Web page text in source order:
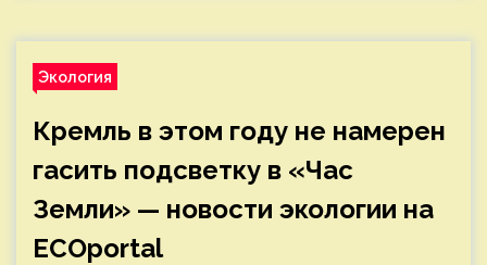
Экология
Кремль в этом году не намерен
гасить подсветку в «Час
Земли» — новости экологии на
ECOportal